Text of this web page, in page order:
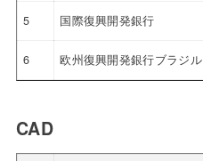
5 国際復興開発銀行
6 欧州復興開発銀行ブラジ
CAD